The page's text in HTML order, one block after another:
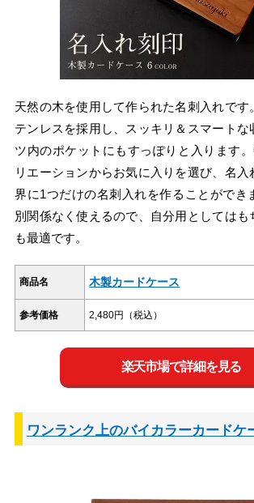
天然の木を使用して作られた名刺入れです
テンレスを採用し、スッキリ＆スマートな
ツ内のポケットにもすっぽりと入ります
リエーションからお気に入りを選び、名
界に1つだけの名刺入れを作ることができ
別関係なく使えるので、自分用としてはも
も最適です。
商品名 木製カードケース
参考価格 2,480円（税込）
楽天市場で詳細を見る
ワンランク上のバイカラーカードケ